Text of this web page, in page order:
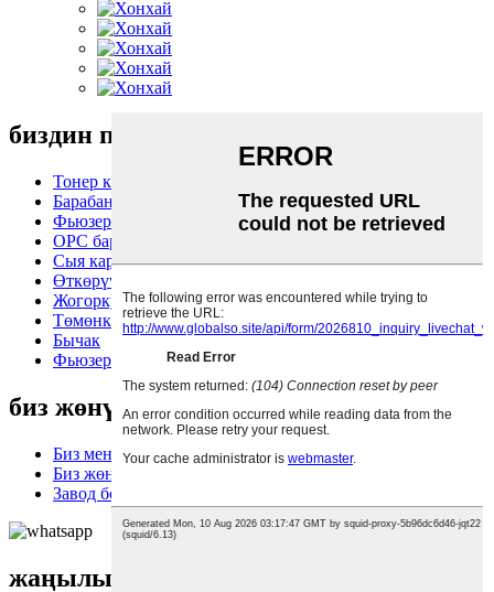
биздин продукциялар
Тонер картриджи
Барабан блогу
Фьюзер блогу
OPC барабаны
Сыя картриджи
Өткөрүү куру
Жогорку фьюзер ролиги
Төмөнкү басымдагы ролик
Бычак
Фьюзер пленкасы
биз жөнүндө
Биз менен байланышыңыз
Биз жөнүндө
Завод боюнча экскурсия
жаңылыктар